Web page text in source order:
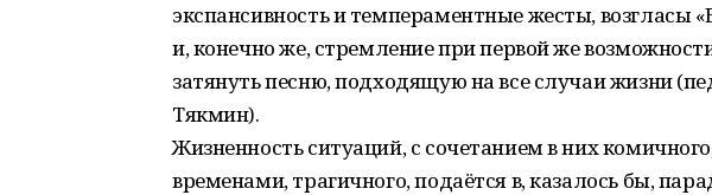
экспансивность и темпераментные жесты, возгласы
и, конечно же, стремление при первой же
затянуть песню, подходящую на все случаи жизни
Тякмин).
Жизненность ситуаций, с сочетанием в них
временами, трагичного, подаётся в, казалось бы,